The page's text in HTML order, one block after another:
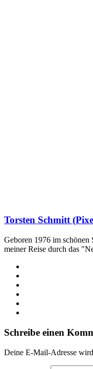
Torsten Schmitt
Geboren 1976 im
meiner Reise durch das
Schreibe einen
Deine E-Mail-Adresse